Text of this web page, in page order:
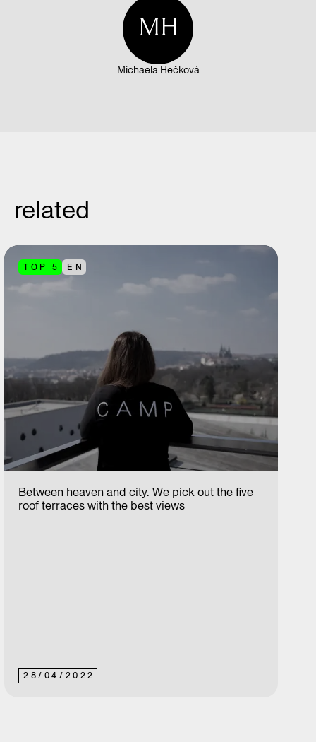
MH
Michaela Hečková
related
TOP 5 EN
28/ 04/ 2022
Between heaven and city. We pick out the five
roof terraces with the best views